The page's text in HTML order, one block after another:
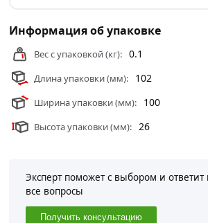
Информация об упаковке
Вес с упаковкой (кг): 0.1
Длина упаковки (мм): 102
Ширина упаковки (мм): 100
Высота упаковки (мм): 26
Эксперт поможет с выбором и ответит
все вопросы
Получить консультацию